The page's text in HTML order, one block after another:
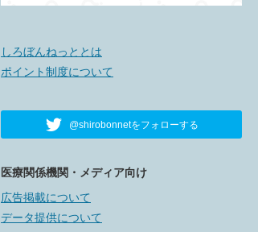
しろぼんねっととは
ポイント制度について
@shirobonnetをフォローする
医療関係機関・メディア向け
広告掲載について
データ提供について